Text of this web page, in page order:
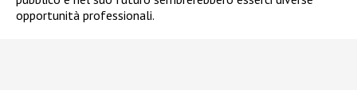
opportunità professionali.